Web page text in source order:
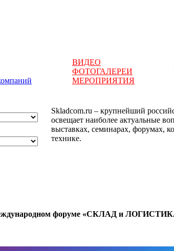
ВИДЕО
ФОТОГАЛЕРЕИ
МЕРОПРИЯТИЯ
Skladcom.ru – крупнейший
освещает наиболее актуальные
выставках, семинарах, форумах,
технике.
форуме «СКЛАД и